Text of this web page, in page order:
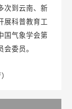
次到云南、新
展科普教育工
国气象学会第
委员。